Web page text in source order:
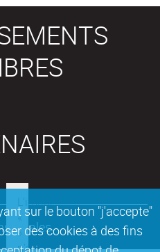
sur le bouton "j'accepte"
des cookies à des fins
légales